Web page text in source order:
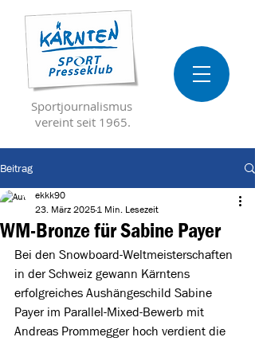
Sportjournalismus
vereint seit 1965.
Beitrag
WM-Bronze für Sabine Payer
ekkk90
23. März 20251 Min. Lesezeit
Bei den Snowboard-Weltmeisterschaften
in der Schweiz gewann Kärntens
erfolgreiches Aushängeschild Sabine
Payer im Parallel-Mixed-Bewerb mit
Andreas Prommegger hoch verdient die